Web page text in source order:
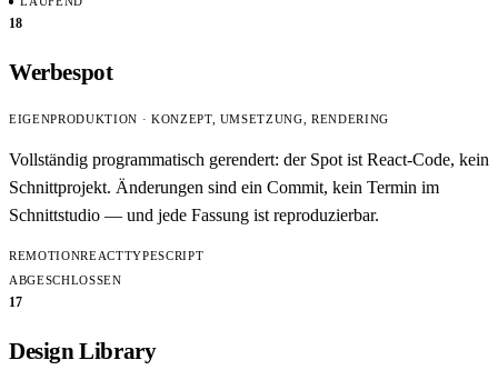
18
Werbespot
EIGENPRODUKTION · KONZEPT, UMSETZUNG, RENDERING
Vollständig programmatisch gerendert: der Spot ist React-Code, kein
Schnittprojekt. Änderungen sind ein Commit, kein Termin im
Schnittstudio — und jede Fassung ist reproduzierbar.
REMOTIONREACTTYPESCRIPT
ABGESCHLOSSEN
17
Design Library